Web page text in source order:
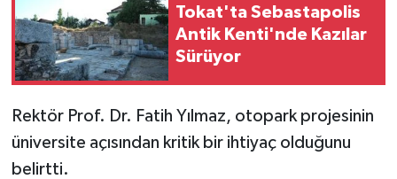
Tokat'ta Sebastapolis
Antik Kenti'nde Kazılar
Sürüyor
Rektör Prof. Dr. Fatih Yılmaz, otopark projesinin
üniversite açısından kritik bir ihtiyaç olduğunu
belirtti.